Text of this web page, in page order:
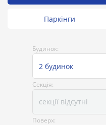
Паркінги
Будинок:
2 будинок
Секція:
секції відсутні
Поверх: